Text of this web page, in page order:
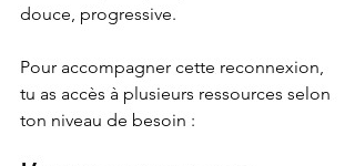
douce, progressive.
Pour accompagner cette reconnexion,
tu as accès à plusieurs ressources selon
ton niveau de besoin :